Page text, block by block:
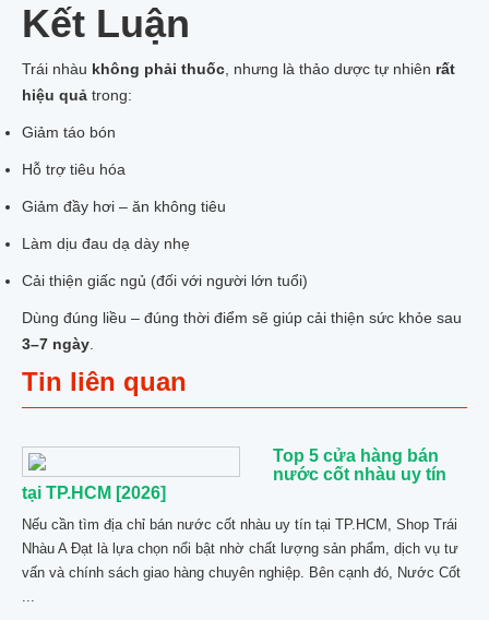
Kết Luận
Trái nhàu không phải thuốc , nhưng là thảo dược tự nhiên rất
hiệu quả trong:
Giảm táo bón
Hỗ trợ tiêu hóa
Giảm đầy hơi – ăn không tiêu
Làm dịu đau dạ dày nhẹ
Cải thiện giấc ngủ (đối với người lớn tuổi)
Dùng đúng liều – đúng thời điểm sẽ giúp cải thiện sức khỏe sau
3–7 ngày
Tin liên quan
Top 5 cửa hàng bán
nước cốt nhàu uy tín
tại TP.HCM [2026]
Nếu cần tìm địa chỉ bán nước cốt nhàu uy tín tại TP.HCM, Shop Trái
Nhàu A Đạt là lựa chọn nổi bật nhờ chất lượng sản phẩm, dịch vụ tư
vấn và chính sách giao hàng chuyên nghiệp. Bên cạnh đó, Nước Cốt
...